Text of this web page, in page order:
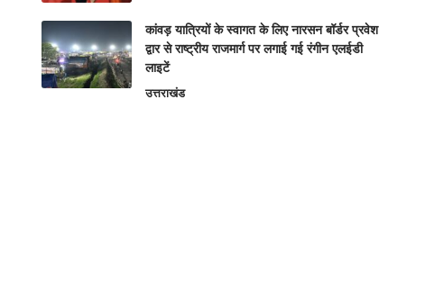
कांवड़ यात्रियों के स्वागत के लिए नारसन बॉर्डर प्रवेश
द्वार से राष्ट्रीय राजमार्ग पर लगाई गई रंगीन एलईडी
लाइटें
उत्तराखंड